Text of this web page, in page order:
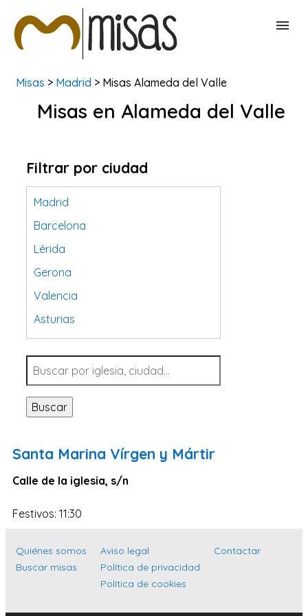
BUSCAR MISAS
Misas > Madrid > Misas Alameda del Valle
Misas en Alameda del Valle
Filtrar por ciudad
Madrid
Barcelona
Lérida
Gerona
Valencia
Asturias
Tarragona
Navarra
Valladolid
Sevilla
Santa Cruz de Tenerife
Cantabria
Islas Baleares
Málaga
Buscar
Santa Marina Vírgen y Mártir
Calle de la iglesia, s/n
Festivos: 11:30
Quiénes somos
Buscar misas
Aviso legal
Política de privacidad
Política de cookies
Contactar